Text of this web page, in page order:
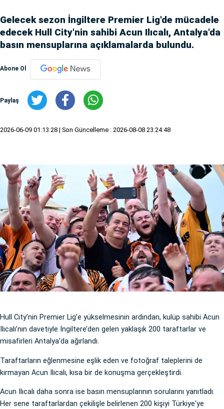
Gelecek sezon İngiltere Premier Lig'de mücadele
edecek Hull City'nin sahibi Acun Ilıcalı, Antalya'da
basın mensuplarına açıklamalarda bulundu.
Abone Ol
Paylaş
2026-06-09 01:13:28 | Son Güncelleme : 2026-08-08 23:24:48
Hull City’nin Premier Lig’e yükselmesinin ardından, kulüp sahibi Acun
Ilıcalı’nın davetiyle İngiltere’den gelen yaklaşık 200 taraftarlar ve
misafirleri Antalya’da ağırlandı.
Taraftarların eğlenmesine eşlik eden ve fotoğraf taleplerini de
kırmayan Acun Ilıcalı, kısa bir de konuşma gerçekleştirdi.
Acun Ilıcalı daha sonra ise basın mensuplarının sorularını yanıtladı.
Her sene taraftarlardan çekilişle belirlenen 200 kişiyi Türkiye'ye